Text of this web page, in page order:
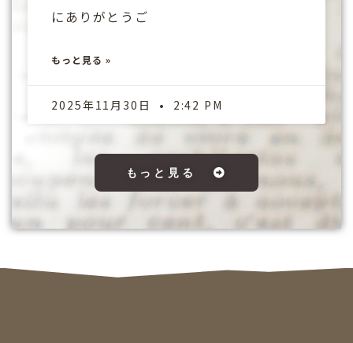
にありがとうご
もっと見る »
2025年11月30日 2:42 PM
もっと見る